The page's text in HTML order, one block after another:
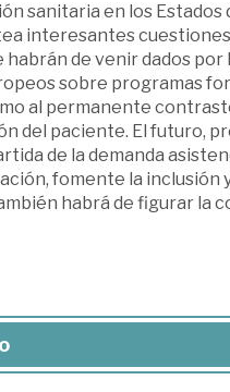
sanitaria en los
interesantes
de venir dados por
sobre programas
al permanente
del paciente. El futuro,
de la demanda
fomente la inclusión
habrá de figurar la